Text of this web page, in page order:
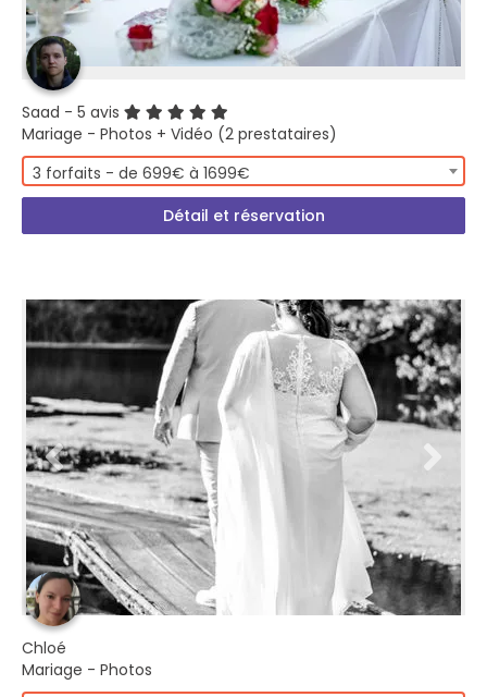
Saad - 5 avis
Mariage - Photos + Vidéo (2 prestataires)
3 forfaits - de 699€ à 1699€
Détail et réservation
Chloé
Mariage - Photos